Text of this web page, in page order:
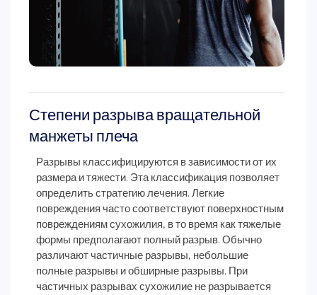
Степени разрыва вращательной
манжеты плеча
Разрывы классифицируются в зависимости от их
размера и тяжести. Эта классификация позволяет
определить стратегию лечения. Легкие
повреждения часто соответствуют поверхностным
повреждениям сухожилия, в то время как тяжелые
формы предполагают полный разрыв. Обычно
различают частичные разрывы, небольшие
полные разрывы и обширные разрывы. При
частичных разрывах сухожилие не разрывается